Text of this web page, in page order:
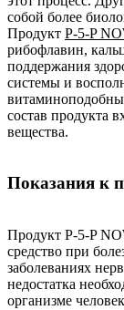
собой более
Продукт P-5-P
рибофлавин,
поддержания
системы и
состав продукта
вещества.
Показания к
Продукт P-5-P
средство при
заболеваниях
недостатка
организме